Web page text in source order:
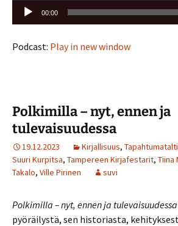
Äänitoistin
00:00
Podcast: Play in new window
Polkimilla – nyt, ennen ja
tulevaisuudessa
19.12.2023 Kirjallisuus,
Suuri Kurpitsa, Tampereen Kirjafestarit, Tiina
Takalo, Ville Pirinen suvi
Polkimilla – nyt, ennen ja tulevaisuudessa
pyöräilystä, sen historiasta,